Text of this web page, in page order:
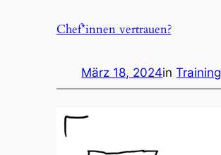
Chef*innen vertrauen?
März 18, 2024inTraining